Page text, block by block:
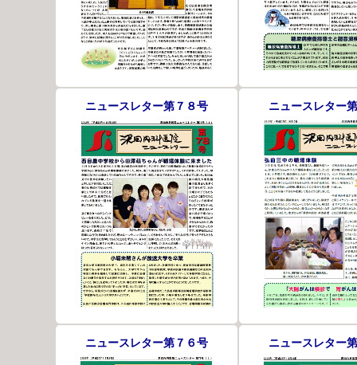
ニュースレター第７８号 ニュースレター
ニュースレター第７６号 ニュースレター